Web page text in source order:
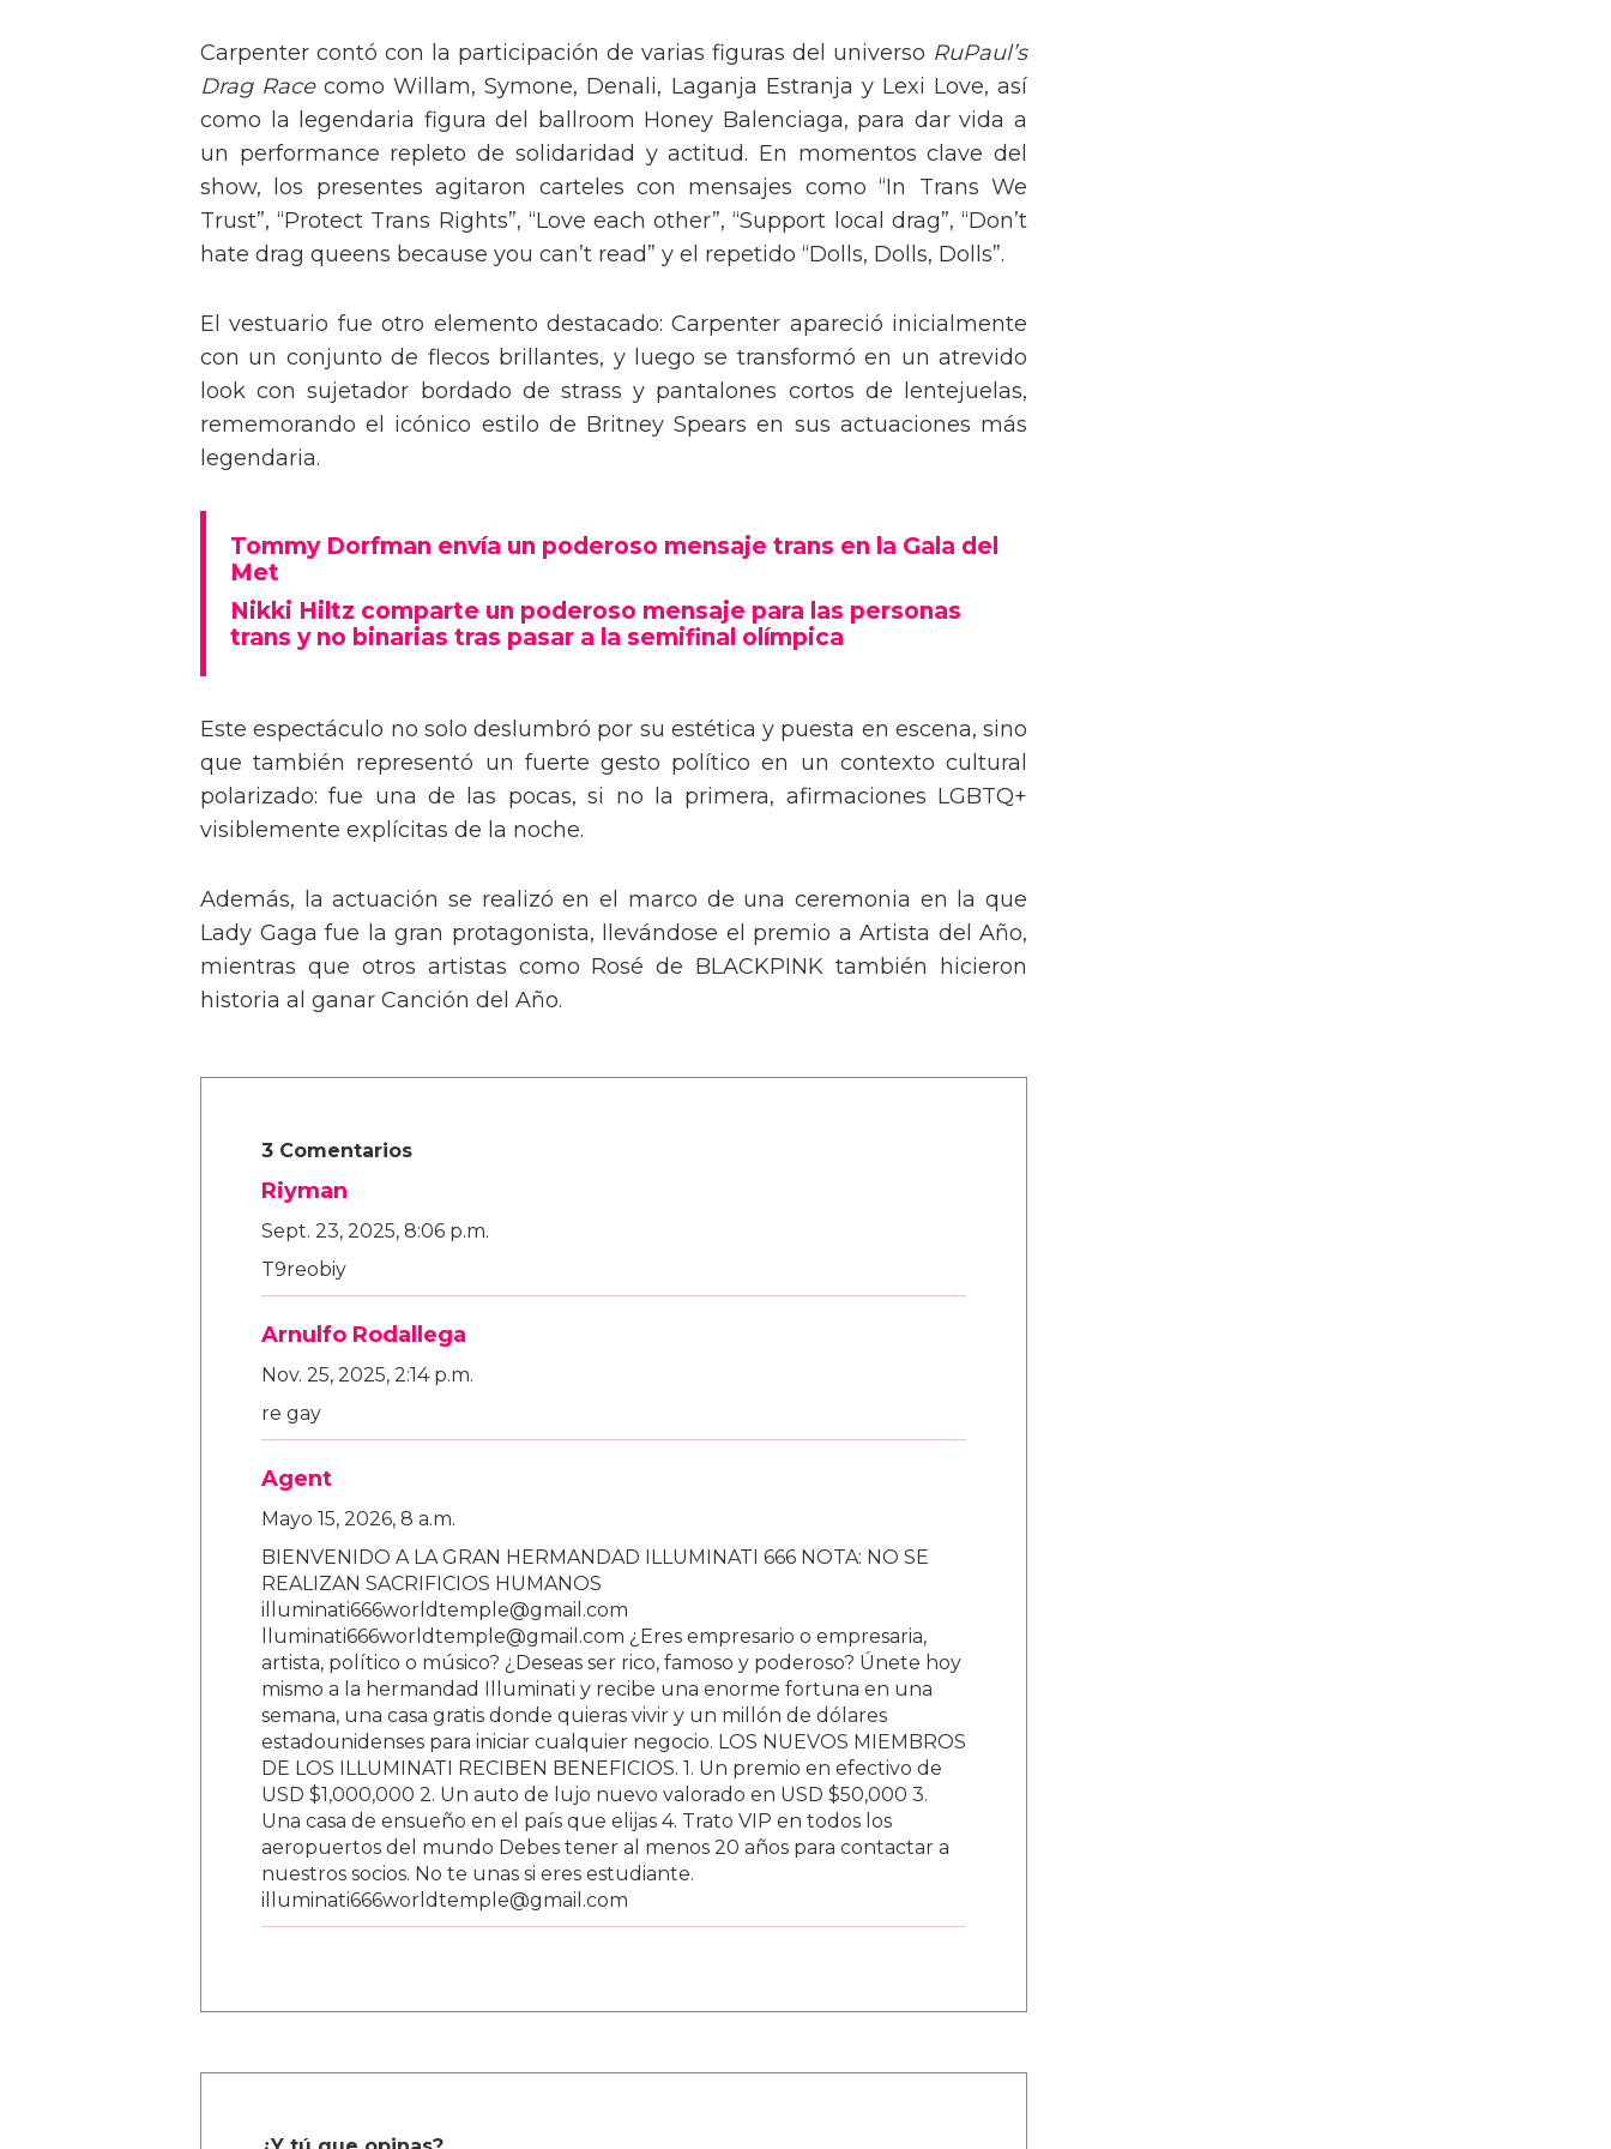
Carpenter contó con la participación de varias figuras del universo RuPaul’s
Drag Racecomo Willam, Symone, Denali, Laganja Estranja y Lexi Love, así
como la legendaria figura del ballroom Honey Balenciaga, para dar vida a
un performance repleto de solidaridad y actitud. En momentos clave del
show, los presentes agitaron carteles con mensajes como “In Trans We
Trust”, “Protect Trans Rights”, “Love each other”, “Support local drag”, “Don’t
hate drag queens because you can’t read” y el repetido “Dolls, Dolls, Dolls”.
El vestuario fue otro elemento destacado: Carpenter apareció inicialmente
con un conjunto de flecos brillantes, y luego se transformó en un atrevido
look con sujetador bordado de strass y pantalones cortos de lentejuelas,
rememorando el icónico estilo de Britney Spears en sus actuaciones más
legendaria.
Tommy Dorfman envía un poderoso mensaje trans en la Gala del
Met
Nikki Hiltz comparte un poderoso mensaje para las personas
trans y no binarias tras pasar a la semifinal olímpica
Este espectáculo no solo deslumbró por su estética y puesta en escena, sino
que también representó un fuerte gesto político en un contexto cultural
polarizado: fue una de las pocas, si no la primera, afirmaciones LGBTQ+
visiblemente explícitas de la noche.
Además, la actuación se realizó en el marco de una ceremonia en la que
Lady Gaga fue la gran protagonista, llevándose el premio a Artista del Año,
mientras que otros artistas como Rosé de BLACKPINK también hicieron
historia al ganar Canción del Año.
3 Comentarios
Riyman
Sept. 23, 2025, 8:06 p.m.
T9reobiy
Arnulfo Rodallega
Nov. 25, 2025, 2:14 p.m.
re gay
Agent
Mayo 15, 2026, 8 a.m.
BIENVENIDO A LA GRAN HERMANDAD ILLUMINATI 666 NOTA: NO SE
REALIZAN SACRIFICIOS HUMANOS
illuminati666worldtemple@gmail.com
lluminati666worldtemple@gmail.com ¿Eres empresario o empresaria,
artista, político o músico? ¿Deseas ser rico, famoso y poderoso? Únete hoy
mismo a la hermandad Illuminati y recibe una enorme fortuna en una
semana, una casa gratis donde quieras vivir y un millón de dólares
estadounidenses para iniciar cualquier negocio. LOS NUEVOS MIEMBROS
DE LOS ILLUMINATI RECIBEN BENEFICIOS. 1. Un premio en efectivo de
USD $1,000,000 2. Un auto de lujo nuevo valorado en USD $50,000 3.
Una casa de ensueño en el país que elijas 4. Trato VIP en todos los
aeropuertos del mundo Debes tener al menos 20 años para contactar a
nuestros socios. No te unas si eres estudiante.
illuminati666worldtemple@gmail.com